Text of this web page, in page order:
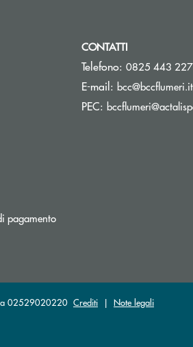
nuova finestra
pagamento
CONTATTI
Telefono: 0825 443 227
E-mail: bcc@bccflumeri.it
PEC:
02529020220 Crediti | Note legali